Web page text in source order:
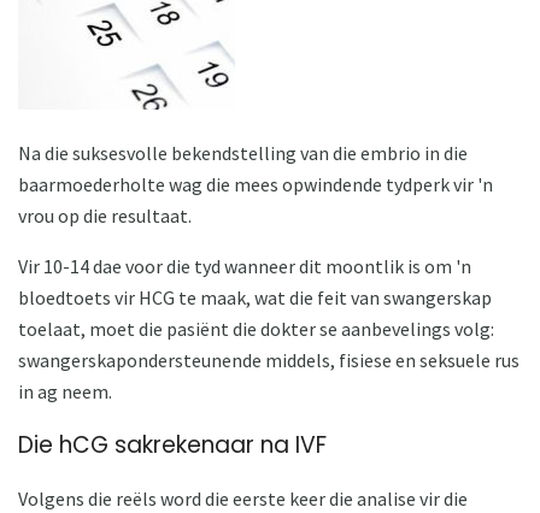
Na die suksesvolle bekendstelling van die embrio in die
baarmoederholte wag die mees opwindende tydperk vir 'n
vrou op die resultaat.
Vir 10-14 dae voor die tyd wanneer dit moontlik is om 'n
bloedtoets vir HCG te maak, wat die feit van swangerskap
toelaat, moet die pasiënt die dokter se aanbevelings volg:
swangerskapondersteunende middels, fisiese en seksuele rus
in ag neem.
Die hCG sakrekenaar na IVF
Volgens die reëls word die eerste keer die analise vir die